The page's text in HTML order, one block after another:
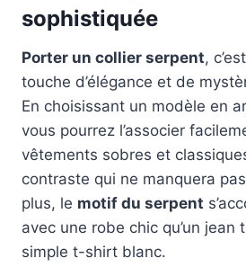
sophistiquée
Porter un collier serpent,
touche d’élégance et de
En choisissant un modèle en
vous pourrez l’associer
vêtements sobres et
contraste qui ne manquera
plus, le motif du serpent
avec une robe chic qu’un jean
simple t-shirt blanc.